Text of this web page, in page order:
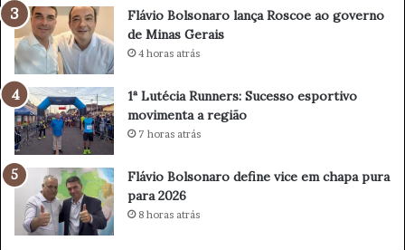
l
u
b
e
s
d
e
V
ô
l
F
Flávio Bolsonaro lança Roscoe ao governo
de Minas Gerais
4 horas atrás
1ª Lutécia Runners: Sucesso esportivo
movimenta a região
7 horas atrás
Flávio Bolsonaro define vice em chapa pura
para 2026
8 horas atrás